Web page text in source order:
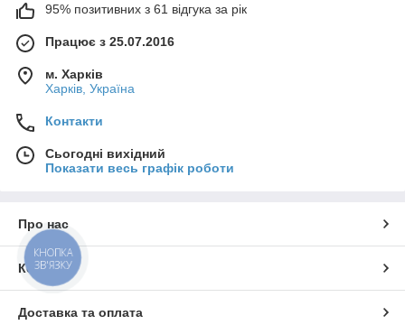
95% позитивних з 61 відгука за рік
Працює з 25.07.2016
м. Харків
Харків, Україна
Контакти
Сьогодні вихідний
Показати весь графік роботи
Про нас
Контакти
Доставка та оплата
КНОПКА
ЗВ'ЯЗКУ